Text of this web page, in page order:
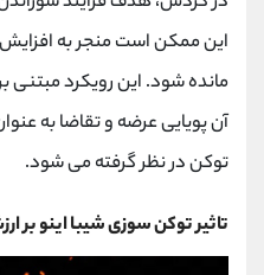
این ممکن است منجر به
مانده شود. این رویکرد مبتنی
آن پویایی عرضه و تقاضا به
توکن در نظر گرفته می شود.
تاثیر توکن سوزی شیبا اینو بر